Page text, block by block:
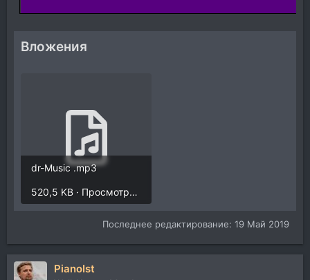
Вложения
dr-Music .mp3
520,5 KB · Просмотры: 1.340
Последнее редактирование: 19 Май 2019
PianoIst